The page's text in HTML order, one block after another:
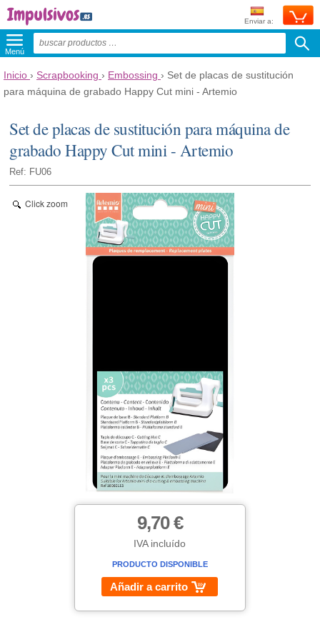
Enviar a:
Menú
Inicio › Scrapbooking › Embossing › Set de placas de sustitución
para máquina de grabado Happy Cut mini - Artemio
Set de placas de sustitución para máquina de
grabado Happy Cut mini - Artemio
Ref: FU06
Click zoom
9,70 €
IVA incluído
PRODUCTO DISPONIBLE
Añadir a carrito